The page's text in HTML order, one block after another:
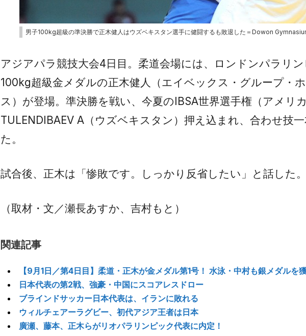
男子100kg超級の準決勝で正木健人はウズベキスタン選手に健闘するも敗退した＝Dowon
アジアパラ競技大会4日目。柔道会場には、ロンドンパラリ
100kg超級金メダルの正木健人（エイベックス・グループ・
ス）が登場。準決勝を戦い、今夏のIBSA世界選手権（アメリ
TULENDIBAEV A（ウズベキスタン）押え込まれ、合わせ技
た。
試合後、正木は「惨敗です。しっかり反省したい」と話した。
（取材・文／瀬長あすか、吉村もと）
関連記事
【9月1日／第4日目】柔道・正木が金メダル第1号！ 水泳・中村も銀メダルを
日本代表の第2戦、強豪・中国にスコアレスドロー
ブラインドサッカー日本代表は、イランに敗れる
ウィルチェアーラグビー、初代アジア王者は日本
廣瀬、藤本、正木らがリオパラリンピック代表に内定！